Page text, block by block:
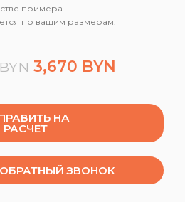
примера.
по вашим размерам.
3,670 BYN
НА
РАСЧЕТ
ЗВОНОК